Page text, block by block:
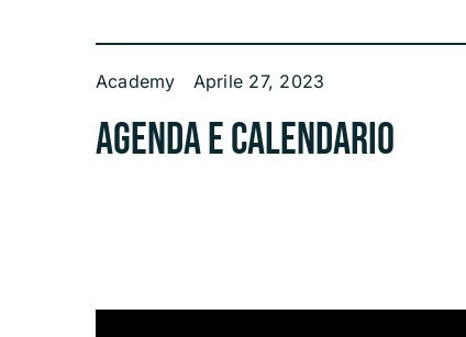
Academy Aprile 27, 2023
Agenda e calendario